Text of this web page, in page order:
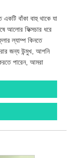
বাঁকা বাহু থাকে যা
আলোর ফিক্সচার ধরে
ল্যাম্প কিনতে
জন্য উন্মুখ, আপনি
পারেন, আমরা